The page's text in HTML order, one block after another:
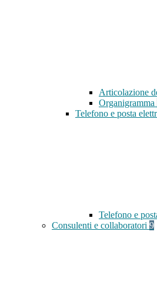
Articolazione
Organigramma
Telefono e posta
Telefono e
Consulenti e collaboratori 9